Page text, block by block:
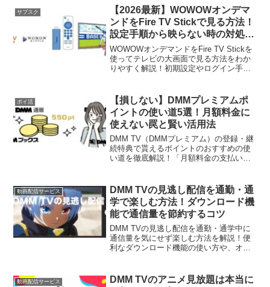
サブスク
【2026最新】WOWOWオンデマ
ンドをFire TV Stickで見る方法！
設定手順から映らない時の対処法
まで徹底解説
WOWOWオンデマンドをFire TV Stickを
使ってテレビの大画面で見る方法をわか
りやすく解説！初期設定やログイン手
原因と対処法まで網羅。これを見れば今
すぐテレビで楽しめます！
ポイ活
【損しない】DMMプレミアムポ
イントの使い道5選！月額料金に
使えない罠と賢い活用法
DMM TV（DMMプレミアム）の登録・継
続特典で貰えるポイントのおすすめの使
い道を徹底解説！「月額料金の支払いに
ルやDMMブックス（漫画）での賢い活用
法を紹介します。
動画配信サービス
DMM TVの見逃し配信を通勤・通
学で楽しむ方法！ダウンロード機
能で通信量を節約するコツ
DMM TVの見逃し配信を通勤・通学中に
通信量を気にせず楽しむ方法を解説！便
利なダウンロード機能の使い方や、オフ
をアニメやドラマの充実した時間に変え
動画配信サービス
DMM TVのアニメ見放題は本当に